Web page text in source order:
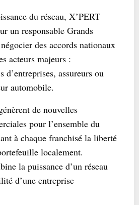
du réseau, X’PERT
un responsable Grands
des accords nationaux
acteurs majeurs :
d’entreprises, assureurs ou
automobile.
de nouvelles
pour l’ensemble du
à chaque franchisé la liberté
localement.
la puissance d’un réseau
d’une entreprise